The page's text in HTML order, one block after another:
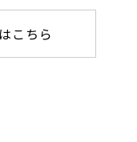
こちら